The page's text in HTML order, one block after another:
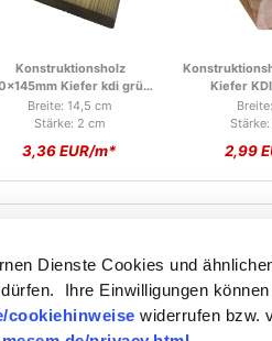
Dienste Cookies und
Ihre Einwilligungen
cookiehinweise widerrufen bzw.
16,90 EUR*
Enden
24,90 EUR*
105 Grad, 3 Enden -
71mm
4,90
3,36 EUR/m*
Konstruktionsholz
Kiefer kdi grün
glatt gehobelt
Breite: 14,5 cm
Stärke: 2 cm
2,99
Kiefer
4.5x7cm